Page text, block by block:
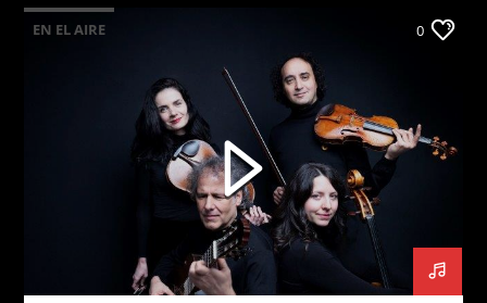
EN EL AIRE 0